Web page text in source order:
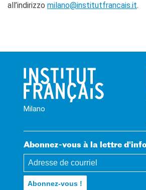
all’indirizzo milano@institutfrancais.it.
Milano
Abonnez-vous à la lettre